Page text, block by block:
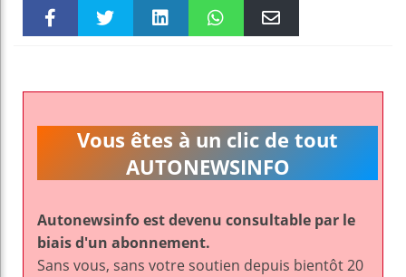
k pt
Vous êtes à un clic de tout
AUTONEWSINFO
Autonewsinfo est devenu consultable par le
biais d'un abonnement.
Sans vous, sans votre soutien depuis bientôt 20